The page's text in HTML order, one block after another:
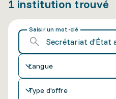
1 institution trouvé
Saisir un mot-clé
Langue
Type d'offre